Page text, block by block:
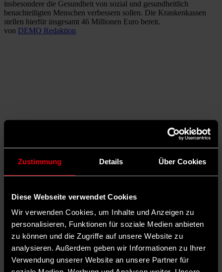
Zustimmung Details Über Cookies
Diese Webseite verwendet Cookies
Wir verwenden Cookies, um Inhalte und Anzeigen zu
personalisieren, Funktionen für soziale Medien anbieten
zu können und die Zugriffe auf unsere Website zu
analysieren. Außerdem geben wir Informationen zu Ihrer
Verwendung unserer Website an unsere Partner für
insbesondere die Gesundheit von sozial und gesundheitlich
benachteiligten Menschen verbessern sollen. Die Krankenkassen
stellen hierfür insgesamt 46 Millionen Euro bereit.
von DEMO Redaktion
Auf Facebook teilen